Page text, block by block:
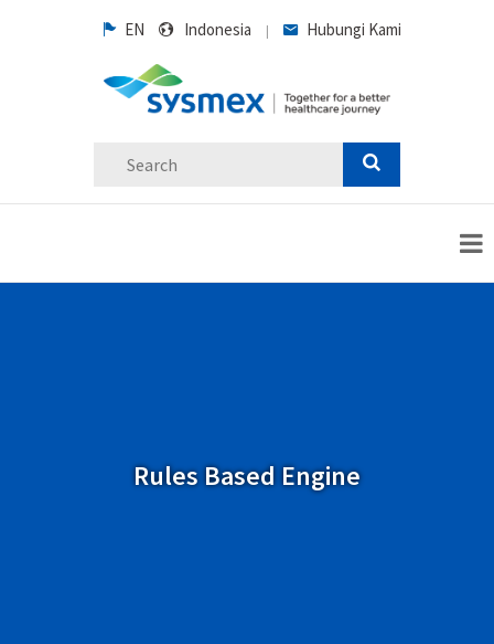
EN Indonesia | Hubungi Kami
Rules Based Engine